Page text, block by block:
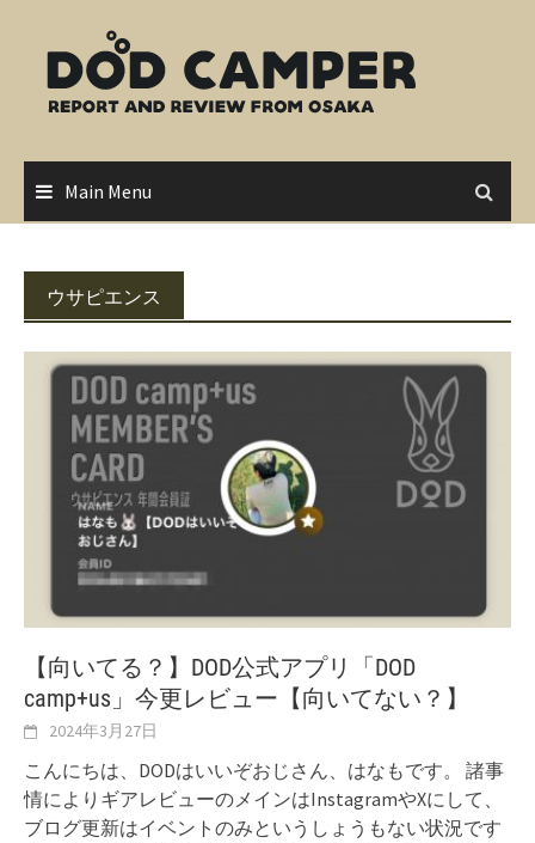
content
Main Menu
ウサピエンス
【向いてる？】DOD公式アプリ「DOD
camp+us」今更レビュー【向いてない？】
2024年3月27日
こんにちは、DODはいいぞおじさん、はなもです。 諸事
情によりギアレビューのメインはInstagramやXにして、
ブログ更新はイベントのみというしょうもない状況です